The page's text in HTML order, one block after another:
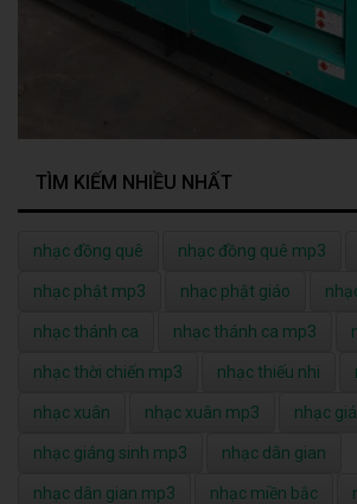
TÌM KIẾM NHIỀU NHẤT
nhạc đồng quê nhạc đồng quê mp3
nhạc phật mp3 nhạc phật giáo
nhạc thánh ca nhạc thánh ca mp3
nhạc thời chiến mp3 nhạc thiếu nhi
nhạc xuân nhạc xuân mp3 nhạc
nhạc giáng sinh mp3 nhạc dân gian
nhạc dân gian mp3 nhạc miền bắc